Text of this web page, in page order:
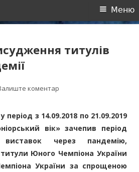
Меню
титулів
коментар
період з 14.09.2018 по 21.09.2019
вік» зачепив період
виставок через пандемію,
Юного Чемпіона України
України за спрощеною